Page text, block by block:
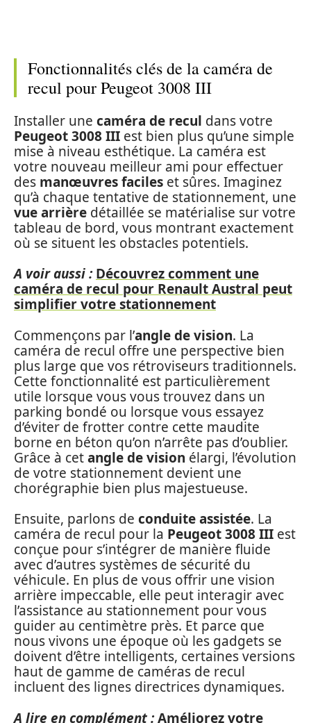
Fonctionnalités clés de la caméra de
recul pour Peugeot 3008 III
Installer une caméra de recul dans votre
Peugeot 3008 III est bien plus qu’une simple
mise à niveau esthétique. La caméra est
votre nouveau meilleur ami pour effectuer
des manœuvres faciles et sûres. Imaginez
qu’à chaque tentative de stationnement, une
vue arrière détaillée se matérialise sur votre
tableau de bord, vous montrant exactement
où se situent les obstacles potentiels.
A voir aussi : Découvrez comment une
caméra de recul pour Renault Austral peut
simplifier votre stationnement
Commençons par l’angle de vision. La
caméra de recul offre une perspective bien
plus large que vos rétroviseurs traditionnels.
Cette fonctionnalité est particulièrement
utile lorsque vous vous trouvez dans un
parking bondé ou lorsque vous essayez
d’éviter de frotter contre cette maudite
borne en béton qu’on n’arrête pas d’oublier.
Grâce à cetangle de vision élargi, l’évolution
de votre stationnement devient une
chorégraphie bien plus majestueuse.
Ensuite, parlons de conduite assistée. La
caméra de recul pour la Peugeot 3008 III est
conçue pour s’intégrer de manière fluide
avec d’autres systèmes de sécurité du
véhicule. En plus de vous offrir une vision
arrière impeccable, elle peut interagir avec
l’assistance au stationnement pour vous
guider au centimètre près. Et parce que
nous vivons une époque où les gadgets se
doivent d’être intelligents, certaines versions
haut de gamme de caméras de recul
incluent des lignes directrices dynamiques.
A lire en complément :Améliorez votre